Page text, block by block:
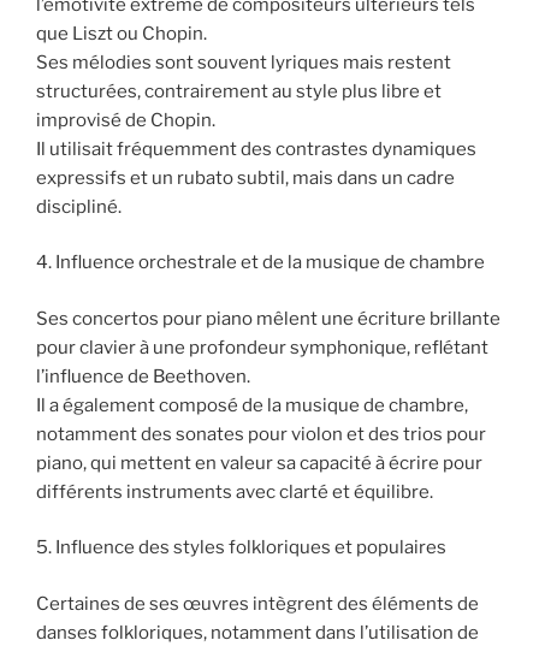
l’émotivité extrême de compositeurs ultérieurs tels
que Liszt ou Chopin.
Ses mélodies sont souvent lyriques mais restent
structurées, contrairement au style plus libre et
improvisé de Chopin.
Il utilisait fréquemment des contrastes dynamiques
expressifs et un rubato subtil, mais dans un cadre
discipliné.
4. Influence orchestrale et de la musique de chambre
Ses concertos pour piano mêlent une écriture brillante
pour clavier à une profondeur symphonique, reflétant
l’influence de Beethoven.
Il a également composé de la musique de chambre,
notamment des sonates pour violon et des trios pour
piano, qui mettent en valeur sa capacité à écrire pour
différents instruments avec clarté et équilibre.
5. Influence des styles folkloriques et populaires
Certaines de ses œuvres intègrent des éléments de
danses folkloriques, notamment dans l’utilisation de